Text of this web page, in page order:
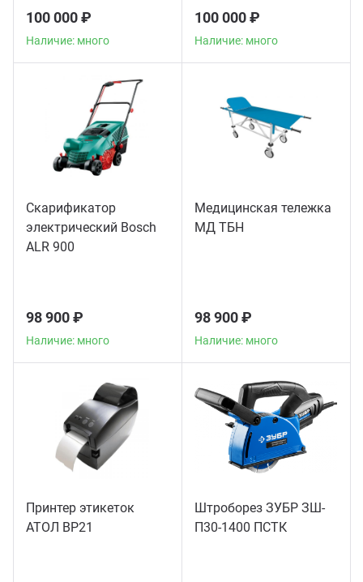
100 000 ₽
Наличие: много
100 000 ₽
Наличие: много
Скарификатор
электрический Bosch
ALR 900
98 900 ₽
Наличие: много
Медицинская тележка
МД ТБН
98 900 ₽
Наличие: много
Принтер этикеток
АТОЛ BP21
Штроборез ЗУБР ЗШ-
П30-1400 ПСТК